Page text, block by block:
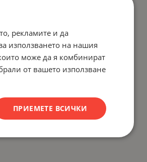
рекламите и да
използването на нашия
може да я комбинират
от вашето използване
ПРИЕМЕТЕ ВСИЧКИ